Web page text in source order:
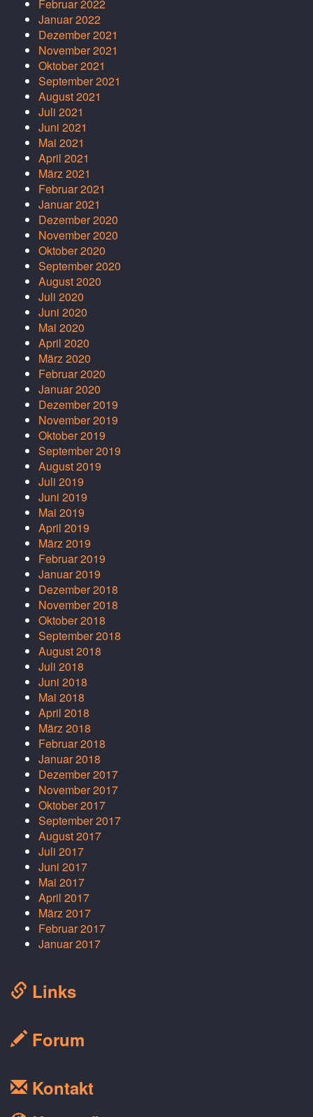
Februar 2022
Januar 2022
Dezember 2021
November 2021
Oktober 2021
September 2021
August 2021
Juli 2021
Juni 2021
Mai 2021
April 2021
März 2021
Februar 2021
Januar 2021
Dezember 2020
November 2020
Oktober 2020
September 2020
August 2020
Juli 2020
Juni 2020
Mai 2020
April 2020
März 2020
Februar 2020
Januar 2020
Dezember 2019
November 2019
Oktober 2019
September 2019
August 2019
Juli 2019
Juni 2019
Mai 2019
April 2019
März 2019
Februar 2019
Januar 2019
Dezember 2018
November 2018
Oktober 2018
September 2018
August 2018
Juli 2018
Juni 2018
Mai 2018
April 2018
März 2018
Februar 2018
Januar 2018
Dezember 2017
November 2017
Oktober 2017
September 2017
August 2017
Juli 2017
Juni 2017
Mai 2017
April 2017
März 2017
Februar 2017
Januar 2017
Links
Forum
Kontakt